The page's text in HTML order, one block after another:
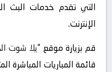
التي تقدم خدمات البث
الإنترنت.
قم بزيارة موقع “يلا شوت